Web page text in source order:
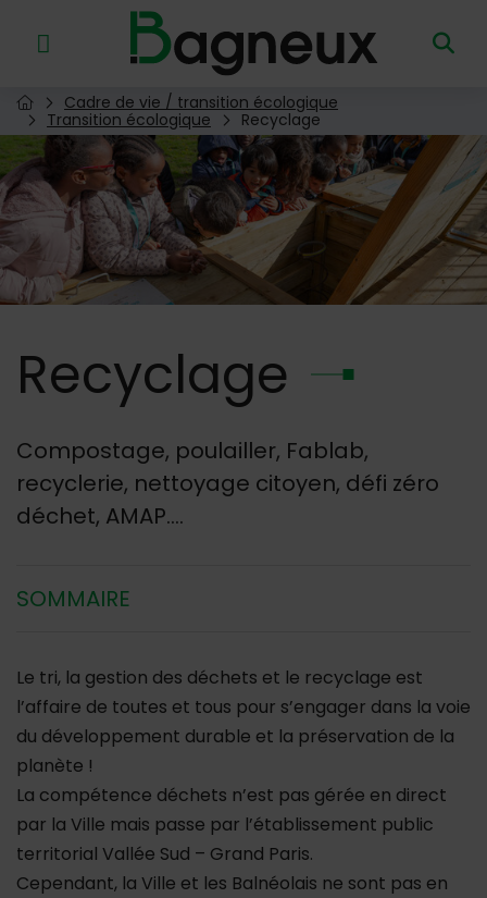
Menu de raccourcis
Retour à l'accueil
Page d'accueil du site
Cadre de vie / transition écologique
Transition écologique
Recyclage
Recyclage
Compostage, poulailler, Fablab,
recyclerie, nettoyage citoyen, défi zéro
déchet, AMAP....
SOMMAIRE
Le tri, la gestion des déchets et le recyclage est
l’affaire de toutes et tous pour s’engager dans la voie
du développement durable et la préservation de la
planète !
La compétence déchets n’est pas gérée en direct
par la Ville mais passe par l’établissement public
territorial Vallée Sud – Grand Paris.
Cependant, la Ville et les Balnéolais ne sont pas en